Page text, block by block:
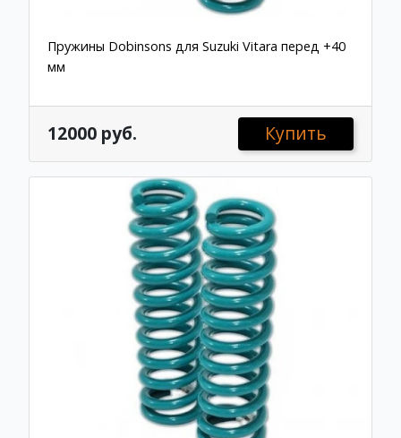
Пружины Dobinsons для Suzuki Vitara перед +40
мм
12000 руб. Купить